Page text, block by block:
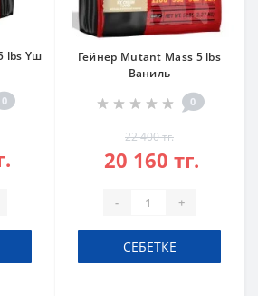
lbs Үш
0
Гейнер Mutant Mass 5 lbs
Ваниль
0
22 400 тг.
20 160 тг.
- +
СЕБЕТКЕ